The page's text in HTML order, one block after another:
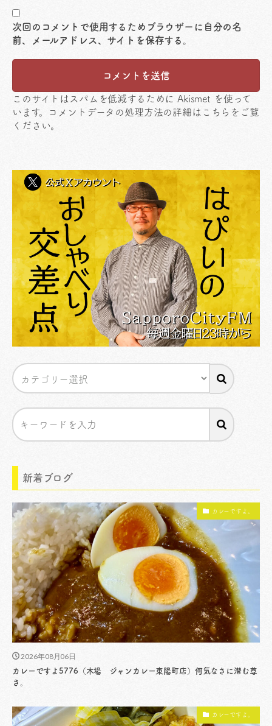
次回のコメントで使用するためブラウザーに自分の名
前、メールアドレス、サイトを保存する。
このサイトはスパムを低減するために Akismet を使って
います。
コメントデータの処理方法の詳細はこちらをご覧
ください。
新着ブログ
カレーですよ。
2026年08月06日
カレーですよ5776（木場 ジャンカレー東陽町店）何気なさに潜む尊
さ。
カレーですよ。